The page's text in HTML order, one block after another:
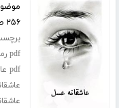
۲۵۶ صفحه
pdf رمان
pdf عاشقانه